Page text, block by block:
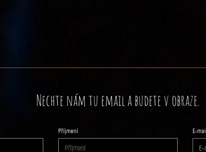
Nechte nám tu email a budete v obraze.
Příjmení E‑mail